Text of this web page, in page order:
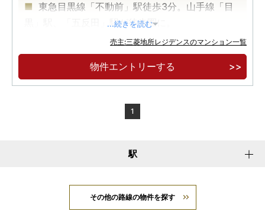
東急目黒線「不動前」駅徒歩3分。山手線「目
黒」駅、「五反田」駅が徒歩圏に。
目黒川や林試の森公園など都心にいながら自然
を感じられる立地。
南西向き2LDK・3LDKを中心とした配棟計画。
...続きを読む
売主:三菱地所レジデンスのマンション一覧
物件エントリーする
1
駅
その他の路線の物件を探す